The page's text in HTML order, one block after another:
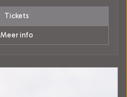
Tickets
Meer info